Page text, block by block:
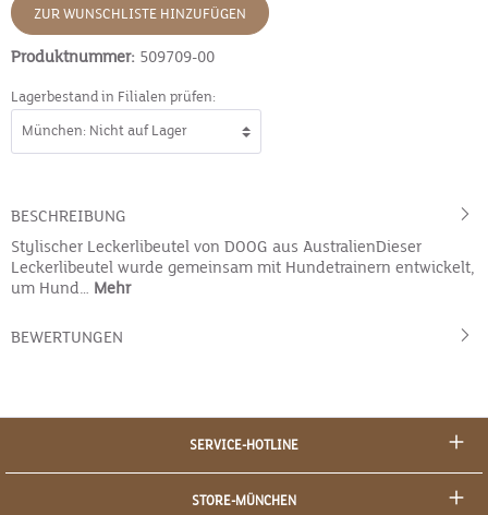
ZUR WUNSCHLISTE HINZUFÜGEN
Produktnummer: 509709-00
Lagerbestand in Filialen prüfen:
BESCHREIBUNG
Stylischer Leckerlibeutel von DOOG aus AustralienDieser
Leckerlibeutel wurde gemeinsam mit Hundetrainern entwickelt,
um Hund… Mehr
BEWERTUNGEN
SERVICE-HOTLINE
STORE-MÜNCHEN